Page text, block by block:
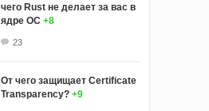
чего Rust не делает за вас в
ядре ОС +8
23
От чего защищает Certificate
Transparency? +9